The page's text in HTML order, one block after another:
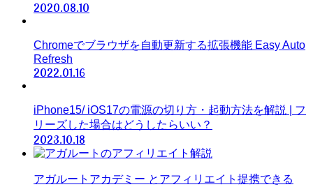
2020.08.10
Chromeでブラウザを自動更新する拡張機能 Easy Auto
Refresh
2022.01.16
iPhone15/ iOS17の電源の切り方・起動方法を解説 | フ
リーズした場合はどうしたらいい？
2023.10.18
アガルートアカデミー とアフィリエイト提携できる